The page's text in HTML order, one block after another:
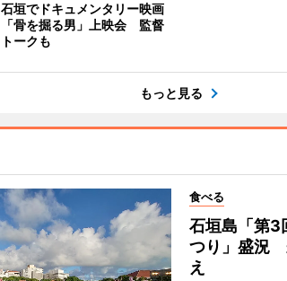
石垣でドキュメンタリー映画
「骨を掘る男」上映会 監督
トークも
もっと見る
食べる
石垣島「第3
つり」盛況
え